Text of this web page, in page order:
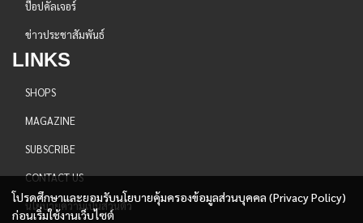
ป๊อปคัลเจอร์
ข่าวประชาสัมพันธ์
LINKS
SHOPS
MAGAZINE
SUBSCRIBE
CONTACT US
นโยบายความเป็นส่วนตัว
โปรดศึกษาและยอมรับนโยบายคุ้มครองข้อมูลส่วนบุคคล (Privacy Policy)
ก่อนเริ่มใช้งานเว็บไซต์